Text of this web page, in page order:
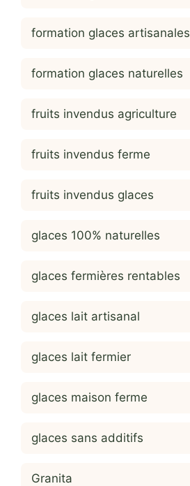
formation glaces artisanales
formation glaces naturelles
fruits invendus agriculture
fruits invendus ferme
fruits invendus glaces
glaces 100% naturelles
glaces fermières rentables
glaces lait artisanal
glaces lait fermier
glaces maison ferme
glaces sans additifs
Granita